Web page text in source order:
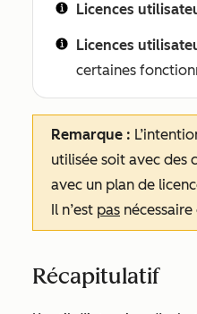
Licences
Licences
certaines
Remarque :
utilisée soit avec des
avec un plan de
Il n’est pas
Récapitulatif